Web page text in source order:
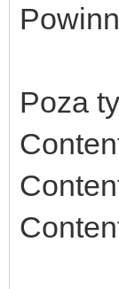
Poza